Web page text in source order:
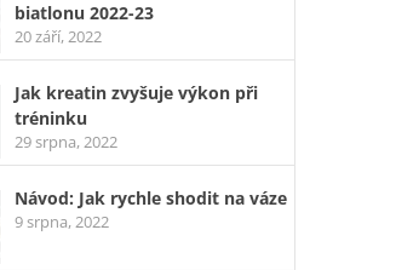
biatlonu 2022-23
20 září, 2022
Jak kreatin zvyšuje výkon při
tréninku
29 srpna, 2022
Návod: Jak rychle shodit na váze
9 srpna, 2022